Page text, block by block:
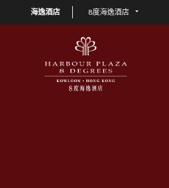
海逸酒店 8度海逸酒店